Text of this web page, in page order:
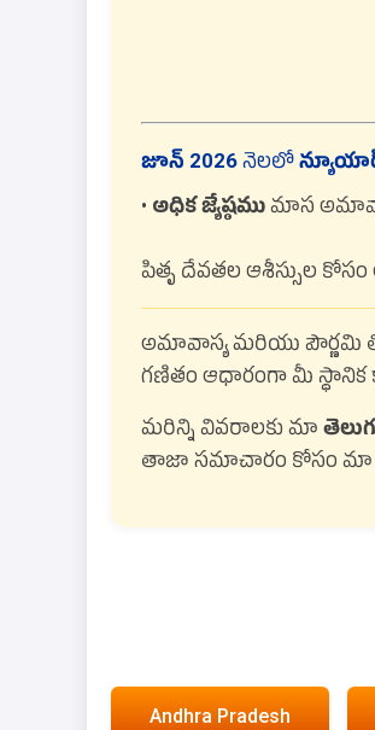
జూన్ 2026 నెలలో
• అధిక జ్యేష్ఠము మాస
పితృ దేవతల ఆశీస్సుల
అమావాస్య మరియు పౌర్ణమి
గణితం ఆధారంగా మీ స్థానిక
మరిన్ని వివరాలకు మా
తాజా సమాచారం కోసం మా
Andhra Pradesh